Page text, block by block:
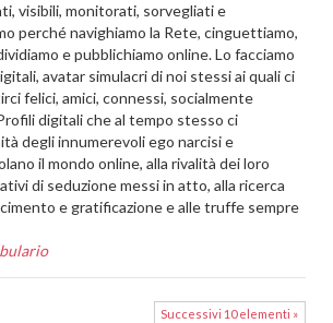
visibili, monitorati, sorvegliati e
perché navighiamo la Rete, cinguettiamo,
e pubblichiamo online. Lo facciamo
avatar simulacri di noi stessi ai quali ci
felici, amici, connessi, socialmente
digitali che al tempo stesso ci
degli innumerevoli ego narcisi e
il mondo online, alla rivalità dei loro
di seduzione messi in atto, alla ricerca
e gratificazione e alle truffe sempre
Successivi 10 elementi »